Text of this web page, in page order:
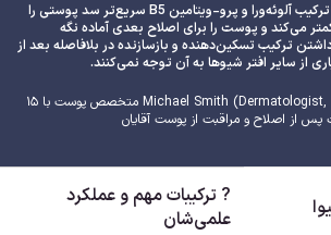
«این بالم پس از اصلاح، با ترکیب آلوئه‌ورا و پرو-ویتامین B5 سریع‌تر سد پوستی را
می‌کند و پوست را برای اصلاح بعدی آماده نگه
ترکیب تسکین‌دهنده و بازسازنده در بلافاصله بعد از
از سایر افتر شیوها به آن توجه نمی‌کنند.
دکتر Michael Smith (‌Dermatologist, London Skin Clinic) متخصص پوست با ۱۵
پس از اصلاح و مراقبت از پوست آقایان
? ترکیبات مهم و عملکرد
علمی‌شان